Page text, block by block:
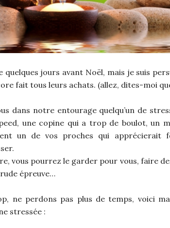
quelques jours avant Noël, mais je suis
fait tous leurs achats. (allez, dites-moi
dans notre entourage quelqu’un de
une copine qui a trop de boulot, un
un de vos proches qui apprécierait
vous pourrez le garder pour vous, faire
épreuve…
ne perdons pas plus de temps, voici
stressée :